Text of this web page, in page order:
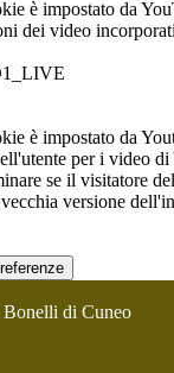
è impostato da
dei video
è impostato da
per i video
se il visitatore
versione
di Cuneo